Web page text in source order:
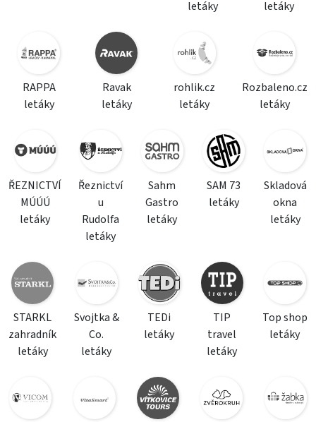
letáky
letáky
RAPPA
letáky
Ravak
letáky
rohlik.cz
letáky
Rozbaleno.cz
letáky
ŘEZNICTVÍ
MÚÚÚ
letáky
Řeznictví
u
Rudolfa
letáky
Sahm
Gastro
letáky
SAM 73
letáky
Skladová
okna
letáky
STARKL
zahradník
letáky
Svojtka &
Co.
letáky
TEDi
letáky
TIP
travel
letáky
Top shop
letáky